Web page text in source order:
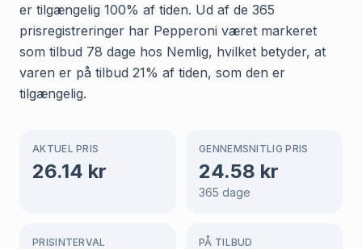
er tilgængelig 100% af tiden. Ud af de 365
prisregistreringer har Pepperoni været markeret
som tilbud 78 dage hos Nemlig, hvilket betyder, at
varen er på tilbud 21% af tiden, som den er
tilgængelig.
AKTUEL PRIS
26.14 kr
GENNEMSNITLIG PRIS
24.58 kr
365 dage
PRISINTERVAL PÅ TILBUD